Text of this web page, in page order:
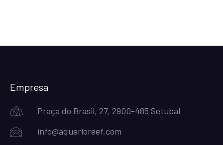
Empresa
Praça do Brasil, 27, 2900-485 Setubal
info@aquarioreef.com